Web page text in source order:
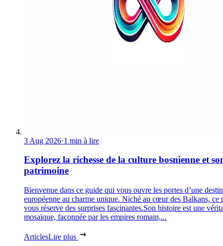
3 Aug 2026·1 min à lire
Explorez la richesse de la culture bosnienne et
patrimoine
Bienvenue dans ce guide qui vous ouvre les portes d’une
européenne au charme unique. Niché au cœur des Balkans, ce
vous réserve des surprises fascinantes.Son histoire est une
mosaïque, façonnée par les empires romain,...
ArticlesLire plus